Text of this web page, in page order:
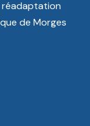
de Morges